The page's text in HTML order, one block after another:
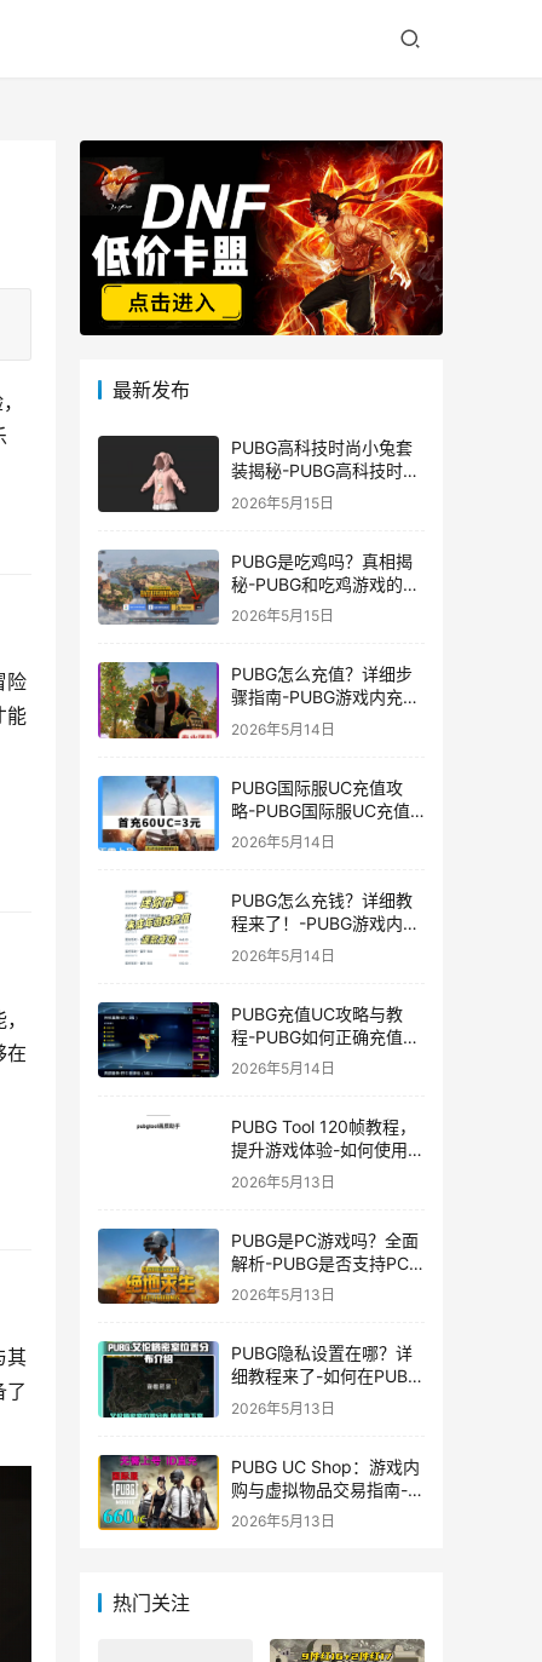
险
能
在
其
了
最新发布
PUBG高科技时尚小兔套
装揭秘-PUBG高科技时尚
小兔套装的潮流与科技结
2026年5月15日
PUBG是吃鸡吗？真相揭
秘-PUBG和吃鸡游戏的区
别与联系
2026年5月15日
PUBG怎么充值？详细步
骤指南-PUBG游戏内充值
方法及常见问题解答
2026年5月14日
PUBG国际服UC充值攻
略-PUBG国际服UC充值
方法及注意事项
2026年5月14日
PUBG怎么充钱？详细教
程来了！-PUBG游戏内购
买充值方法及注意事项
2026年5月14日
PUBG充值UC攻略与教
程-PUBG如何正确充值
UC获取游戏内货币
2026年5月14日
PUBG Tool 120帧教程，
提升游戏体验-如何使用
PUBG Tool实现120帧流
畅游戏
2026年5月13日
PUBG是PC游戏吗？全面
解析-PUBG是否支持PC
平台及游戏玩法介绍
2026年5月13日
PUBG隐私设置在哪？详
细教程来了-如何在PUBG
中设置隐私选项保护个人
2026年5月13日
PUBG UC Shop：游戏内
购与虚拟物品交易指南-
PUBG UC Shop如何购买
2026年5月13日
热门关注